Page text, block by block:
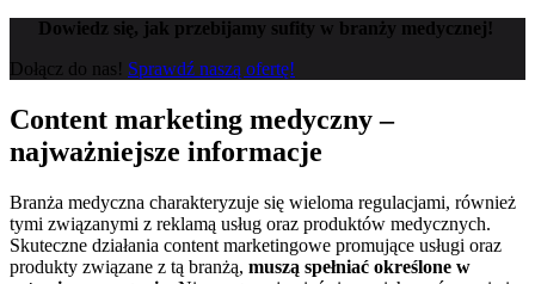
Dowiedz się, jak przebijamy sufity w branży medycznej!
Dołącz do nas! Sprawdź naszą ofertę!
Content marketing medyczny –
najważniejsze informacje
Branża medyczna charakteryzuje się wieloma regulacjami, również
tymi związanymi z reklamą usług oraz produktów medycznych.
Skuteczne działania content marketingowe promujące usługi oraz
produkty związane z tą branżą, muszą spełniać określone w